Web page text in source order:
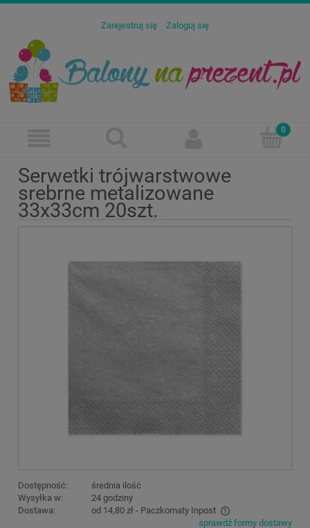
Zarejestruj się Zaloguj się
Serwetki trójwarstwowe
srebrne metalizowane
33x33cm 20szt.
Dostępność:
średnia ilość
Wysyłka w:
24 godziny
Dostawa:
od 14,80 zł - Paczkomaty Inpost
Cena nie zawiera ewentualnych kosztów płatnościsprawdź formy dostawy